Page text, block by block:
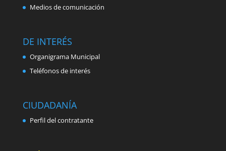
Medios de comunicación
DE INTERÉS
Organigrama Municipal
Teléfonos de interés
CIUDADANÍA
Perfil del contratante